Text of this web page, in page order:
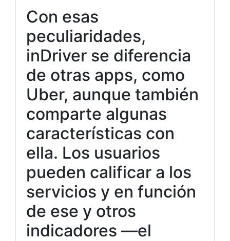
Con esas
peculiaridades,
inDriver se diferencia
de otras apps, como
Uber, aunque también
comparte algunas
características con
ella. Los usuarios
pueden calificar a los
servicios y en función
de ese y otros
indicadores —el